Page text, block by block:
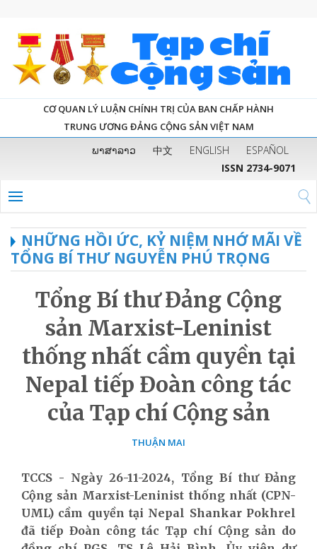
CƠ QUAN LÝ LUẬN CHÍNH TRỊ CỦA BAN CHẤP HÀNH
TRUNG ƯƠNG ĐẢNG CỘNG SẢN VIỆT NAM
ພາສາລາວ 中文 ENGLISH
ESPAÑOL
ISSN 2734-9071
NHỮNG HỒI ỨC, KỶ NIỆM NHỚ MÃI VỀ
TỔNG BÍ THƯ NGUYỄN PHÚ TRỌNG
Tổng Bí thư Đảng Cộng
sản Marxist-Leninist
thống nhất cầm quyền tại
Nepal tiếp Đoàn công tác
của Tạp chí Cộng sản
THUẬN MAI
TCCS - Ngày 26-11-2024, Tổng Bí thư Đảng
Cộng sản Marxist-Leninist thống nhất (CPN-
UML) cầm quyền tại Nepal Shankar Pokhrel
đã tiếp Đoàn công tác Tạp chí Cộng sản do